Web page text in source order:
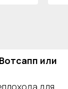
или
для